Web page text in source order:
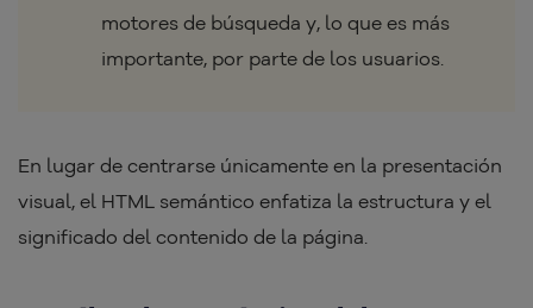
motores de búsqueda y, lo que es más
importante, por parte de los usuarios.
En lugar de centrarse únicamente en la presentación
visual, el HTML semántico enfatiza la estructura y el
significado del contenido de la página.